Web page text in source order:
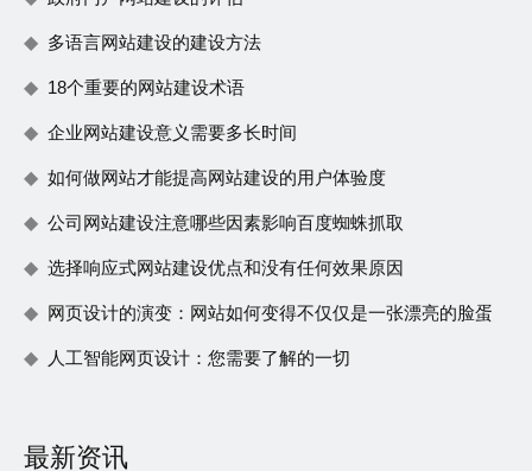
多语言网站建设的建设方法
18个重要的网站建设术语
企业网站建设意义需要多长时间
如何做网站才能提高网站建设的用户体验度
公司网站建设注意哪些因素影响百度蜘蛛抓取
选择响应式网站建设优点和没有任何效果原因
网页设计的演变：网站如何变得不仅仅是一张漂亮的脸蛋
人工智能网页设计：您需要了解的一切
最新资讯